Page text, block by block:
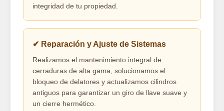
integridad de tu propiedad.
✔ Reparación y Ajuste de Sistemas
Realizamos el mantenimiento integral de
cerraduras de alta gama, solucionamos el
bloqueo de delatores y actualizamos cilindros
antiguos para garantizar un giro de llave suave y
un cierre hermético.